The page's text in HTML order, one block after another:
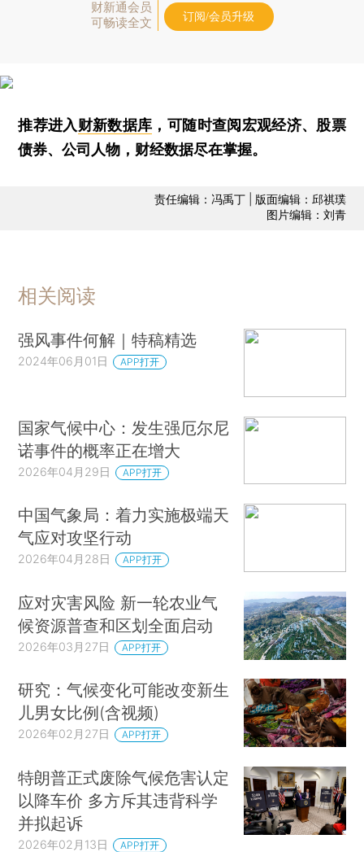
财新通会员
可畅读全文
订阅/会员升级
推荐进入财新数据库 ，可随时查阅宏观经济、股票
债券、公司人物，财经数据尽在掌握。
责任编辑：冯禹丁 | 版面编辑：邱祺璞
图片编辑：刘青
相关阅读
强风事件何解｜特稿精选
2024年06月01日 APP打开
国家气候中心：发生强厄尔尼
诺事件的概率正在增大
2026年04月29日 APP打开
中国气象局：着力实施极端天
气应对攻坚行动
2026年04月28日 APP打开
应对灾害风险 新一轮农业气
候资源普查和区划全面启动
2026年03月27日 APP打开
研究：气候变化可能改变新生
儿男女比例(含视频)
2026年02月27日 APP打开
特朗普正式废除气候危害认定
以降车价 多方斥其违背科学
并拟起诉
2026年02月13日 APP打开